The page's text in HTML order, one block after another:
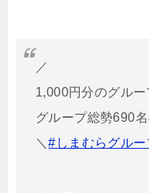
／
1,000円分のグル
グループ総勢690
＼#しまむらグルー